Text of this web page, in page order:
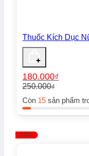
Thuốc Kích Dục
250.000₫
gốc
là:
180.000₫
hiện
tại
180.000₫.
Còn 15 sản phẩm
-36%